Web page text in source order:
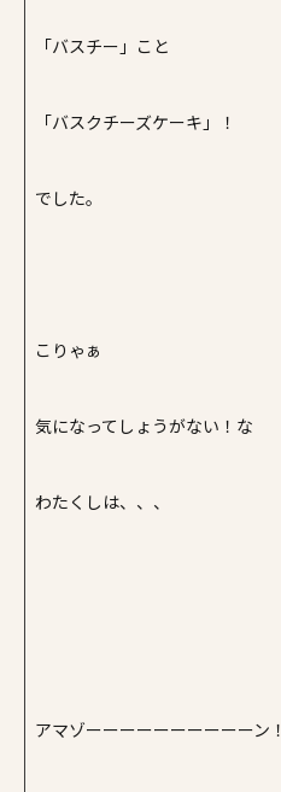
「バスチー」こと
「バスクチーズケーキ」！
でした。
こりゃぁ
気になってしょうがない！な
わたくしは、、、
アマゾーーーーーーーーーーン！